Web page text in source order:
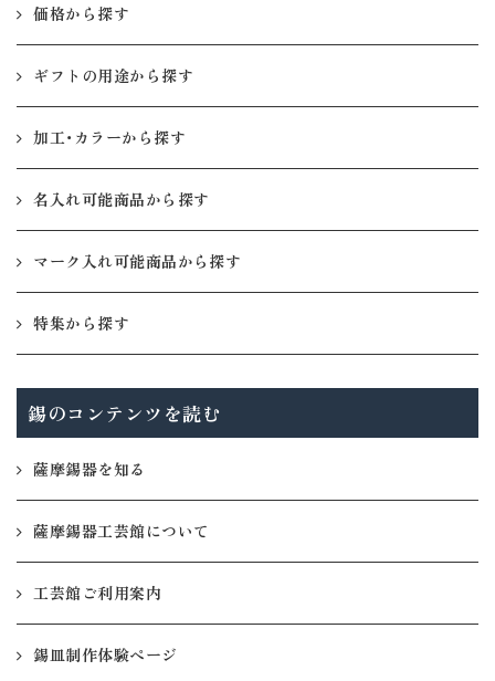
価格から探す
ギフトの用途から探す
加工・カラーから探す
名入れ可能商品から探す
マーク入れ可能商品から探す
特集から探す
錫のコンテンツを読む
薩摩錫器を知る
薩摩錫器工芸館について
工芸館ご利用案内
錫皿制作体験ページ